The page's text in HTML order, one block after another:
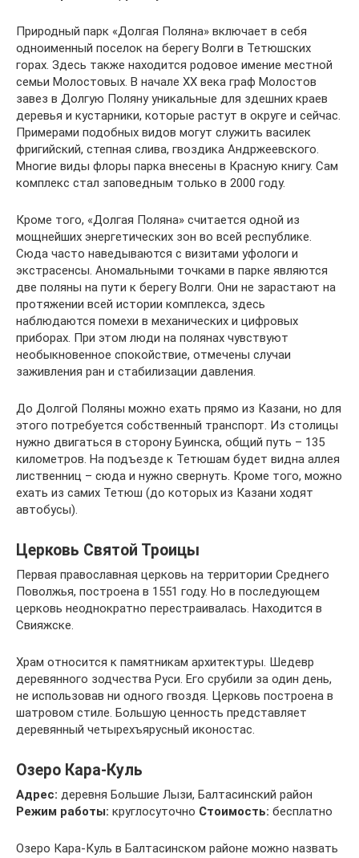
Природный парк «Долгая Поляна» включает в себя
одноименный поселок на берегу Волги в Тетюшских
горах. Здесь также находится родовое имение местной
семьи Молостовых. В начале XX века граф Молостов
завез в Долгую Поляну уникальные для здешних краев
деревья и кустарники, которые растут в округе и сейчас.
Примерами подобных видов могут служить василек
фригийский, степная слива, гвоздика Андржеевского.
Многие виды флоры парка внесены в Красную книгу. Сам
комплекс стал заповедным только в 2000 году.
Кроме того, «Долгая Поляна» считается одной из
мощнейших энергетических зон во всей республике.
Сюда часто наведываются с визитами уфологи и
экстрасенсы. Аномальными точками в парке являются
две поляны на пути к берегу Волги. Они не зарастают на
протяжении всей истории комплекса, здесь
наблюдаются помехи в механических и цифровых
приборах. При этом люди на полянах чувствуют
необыкновенное спокойствие, отмечены случаи
заживления ран и стабилизации давления.
До Долгой Поляны можно ехать прямо из Казани, но для
этого потребуется собственный транспорт. Из столицы
нужно двигаться в сторону Буинска, общий путь – 135
километров. На подъезде к Тетюшам будет видна аллея
лиственниц – сюда и нужно свернуть. Кроме того, можно
ехать из самих Тетюш (до которых из Казани ходят
автобусы).
Церковь Святой Троицы
Первая православная церковь на территории Среднего
Поволжья, построена в 1551 году. Но в последующем
церковь неоднократно перестраивалась. Находится в
Свияжске.
Храм относится к памятникам архитектуры. Шедевр
деревянного зодчества Руси. Его срубили за один день,
не использовав ни одного гвоздя. Церковь построена в
шатровом стиле. Большую ценность представляет
деревянный четырехъярусный иконостас.
Озеро Кара-Куль
Адрес: деревня Большие Лызи, Балтасинский район
Режим работы: круглосуточно Стоимость: бесплатно
Озеро Кара-Куль в Балтасинском районе можно назвать